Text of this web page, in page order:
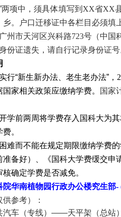
两项中，须具体填写到 XX省XX
。户口迁移证中各栏目必须填
州市天河区兴科路723号（中国
份证遗失，请自行记录身份证号
行“新生新办法、老生老办法”，
家相关政策应缴纳学费。
国家
学前两周将学费存入国科大为
。
难而不能在规定期限缴纳学费
备好）、《国科大学费缓交
确定学费是否减免。
院华南植物园行政办公楼究生部-
供参考）：
汽车（专线）——天平架（总